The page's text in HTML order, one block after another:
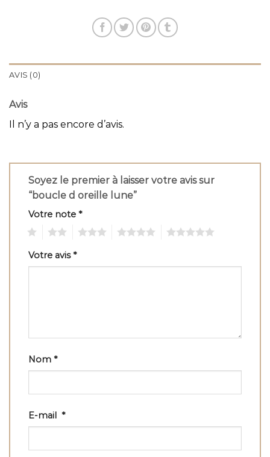
AVIS (0)
Avis
Il n’y a pas encore d’avis.
Soyez le premier à laisser votre avis sur
“boucle d oreille lune”
Votre note *
Votre avis*
Nom *
E-mail *